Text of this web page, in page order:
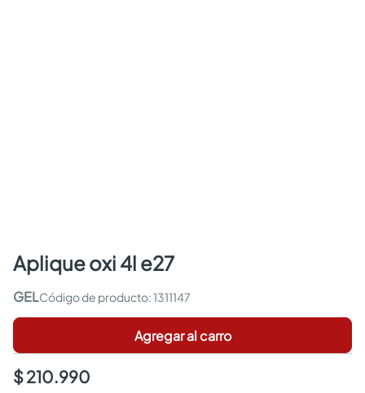
aplique oxi 4l e27
GEL :1311147
Agregar al carro
$ 210.990